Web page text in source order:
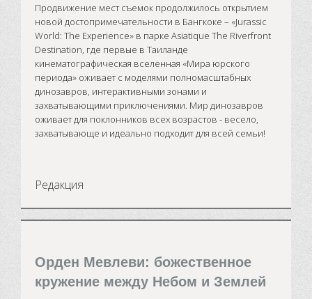
Продвижение мест съемок продолжилось открытием
новой достопримечательности в Бангкоке – «Jurassic
World: The Experience» в парке Asiatique The Riverfront
Destination, где первые в Таиланде
кинематографическая вселенная «Мира юрского
периода» оживает с моделями полномасштабных
динозавров, интерактивными зонами и
захватывающими приключениями. Мир динозавров
оживает для поклонников всех возрастов - весело,
захватывающе и идеально подходит для всей семьи!
Редакция
Орден Мевлеви: божественное
кружение между Небом и Землей